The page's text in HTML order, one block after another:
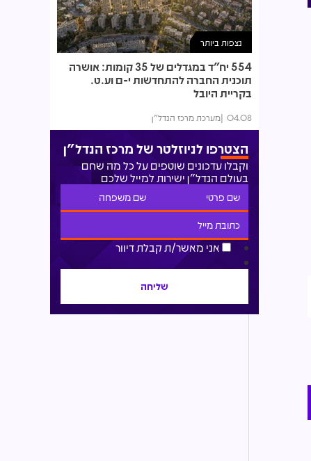
נצפות ביותר
554 יח"ד במגדלים של 35 קומות: אושרה
תוכנית החברה להתחדשות י-ם וע.ט.
בקריית היובל
04.08 מערכת מרכז הנדל"ן
הצטרפו לניוזלטר של מרכז הנדל"ן
וקבלו עדכונים שוטפים על כל מה שחם
בעולם הנדל"ן ישירות למייל שלכם
אני מאשר/ת קבלת דיוור